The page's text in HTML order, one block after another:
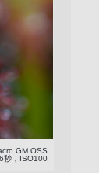
GM OSS
秒，ISO100